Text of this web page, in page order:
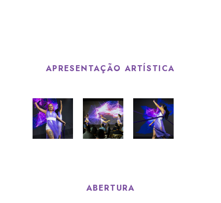
APRESENTAÇÃO ARTÍSTICA
ABERTURA